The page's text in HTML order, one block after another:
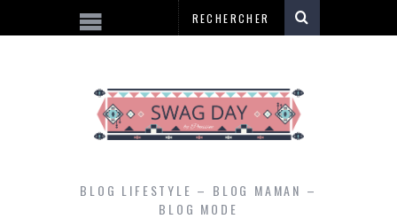
BLOG LIFESTYLE – BLOG MAMAN –
BLOG MODE